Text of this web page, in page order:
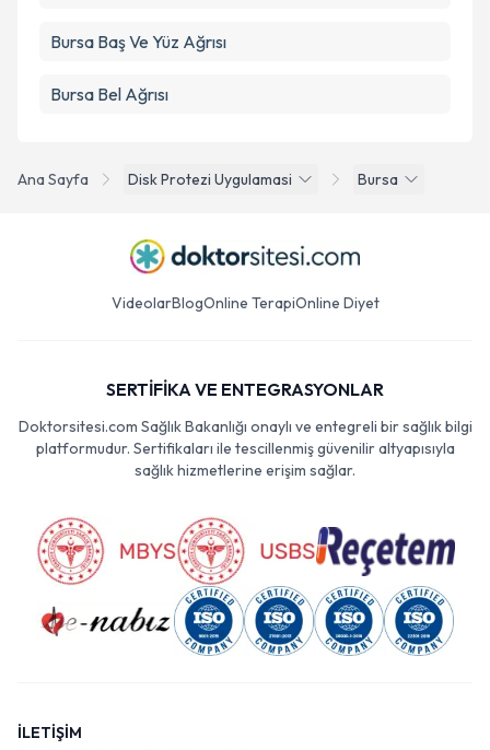
Ana Sayfa Disk Protezi Uygulamasi Bursa
Bursa Baş Ve Yüz Ağrısı
Bursa Bel Ağrısı
VideolarBlogOnline TerapiOnline Diyet
SERTİFİKA VE ENTEGRASYONLAR
Doktorsitesi.com Sağlık Bakanlığı onaylı ve entegreli bir sağlık bilgi
platformudur. Sertifikaları ile tescillenmiş güvenilir altyapısıyla
sağlık hizmetlerine erişim sağlar.
İLETİŞİM